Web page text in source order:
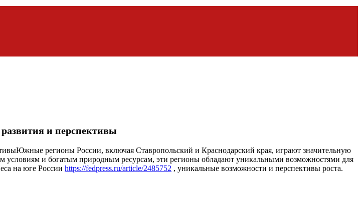
и перспективы
Южные регионы России, включая Ставропольский и Краснодарский края, играют значительную
условиям и богатым природным ресурсам, эти регионы обладают уникальными возможностями для
на юге России https://fedpress.ru/article/2485752 , уникальные возможности и перспективы роста.